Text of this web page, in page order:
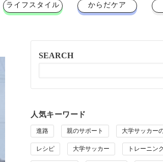
ライフスタイル からだケア
SEARCH
人気キーワード
進路 親のサポート 大学サッカー
レシピ 大学サッカー トレーニン